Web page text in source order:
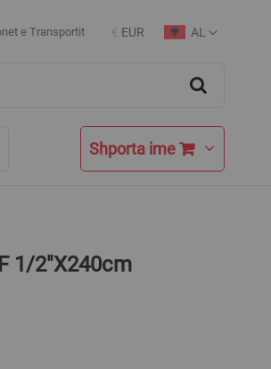
e Transportit
Currency
€ EUR
Language
AL
Shporta ime
1/2"X240cm